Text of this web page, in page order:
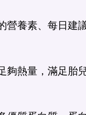
營養素、每日建
熱量，滿足胎